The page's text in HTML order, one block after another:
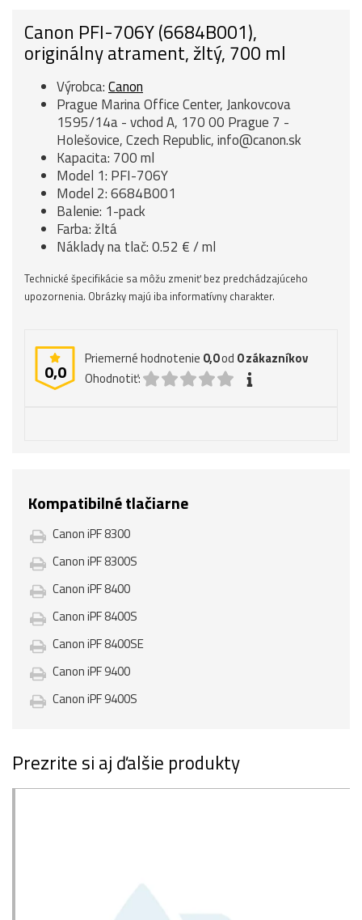
Canon PFI-706Y (6684B001),
originálny atrament, žltý, 700 ml
Výrobca:Canon
Prague Marina Office Center, Jankovcova
1595/14a - vchod A, 170 00 Prague 7 -
Holešovice, Czech Republic, info@canon.sk
Kapacita: 700 ml
Model 1: PFI-706Y
Model 2: 6684B001
Balenie: 1-pack
Farba: žltá
Náklady na tlač: 0.52 € / ml
Technické špecifikácie sa môžu zmeniť bez predchádzajúceho
upozornenia. Obrázky majú iba informatívny charakter.
0,0
Priemerné hodnotenie 0,0od 0zákazníkov
Ohodnotiť:
Kompatibilné tlačiarne
Canon iPF 8300
Canon iPF 8300S
Canon iPF 8400
Canon iPF 8400S
Canon iPF 8400SE
Canon iPF 9400
Canon iPF 9400S
Prezrite si aj ďalšie produkty